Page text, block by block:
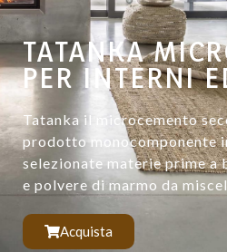
TATANKA
PER INTERNI
Tatanka il microcemento
prodotto monocomponente
selezionate materie prime a
e polvere di marmo da
Acquista